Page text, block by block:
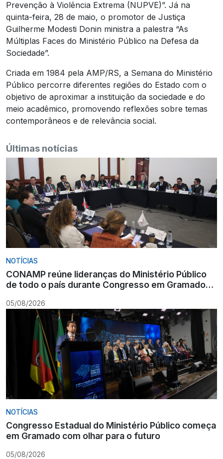
Prevenção à Violência Extrema (NUPVE)”. Já na
quinta-feira, 28 de maio, o promotor de Justiça
Guilherme Modesti Donin ministra a palestra “As
Múltiplas Faces do Ministério Público na Defesa da
Sociedade”.
Criada em 1984 pela AMP/RS, a Semana do Ministério
Público percorre diferentes regiões do Estado com o
objetivo de aproximar a instituição da sociedade e do
meio acadêmico, promovendo reflexões sobre temas
contemporâneos e de relevância social.
Últimas notícias
NOTÍCIAS
CONAMP reúne lideranças do Ministério Público
de todo o país durante Congresso em Gramado
05/08/2026
NOTÍCIAS
Congresso Estadual do Ministério Público começa
em Gramado com olhar para o futuro
05/08/2026